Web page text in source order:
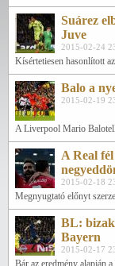
Suárez
Juve
2015-02-24
Kísértetiesen hasonlított
Balo a
2015-02-19
A Liverpool Mario
A Real
2015-02-18
Megnyugtató előnyt
BL:
Bayern
2015-02-17
Bár az eredmény alapján